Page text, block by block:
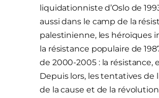
liquidationniste d’Oslo de
aussi dans le camp de la
palestinienne, les héroïques
la résistance populaire de
de 2000-2005 : la résistance,
Depuis lors, les tentatives de
de la cause et de la révolution